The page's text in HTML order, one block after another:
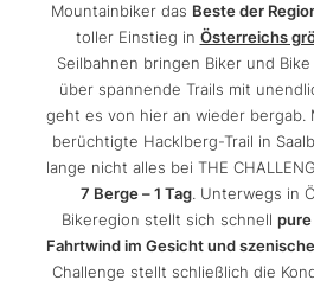
Mountainbiker das Beste der
toller Einstieg in Österreichs
Seilbahnen bringen Biker und
über spannende Trails mit
geht es von hier an wieder bergab.
berüchtigte Hacklberg-Trail in
lange nicht alles bei THE
7 Berge – 1 Tag. Unterwegs in
Bikeregion stellt sich schnell
Fahrtwind im Gesicht und
Challenge stellt schließlich die